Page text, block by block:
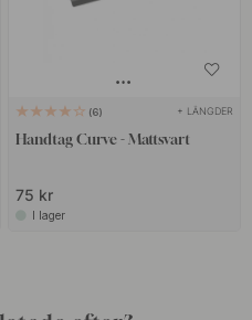
6 + LÄNGDER
Handtag Curve - Mattsvart
75 kr
I lager